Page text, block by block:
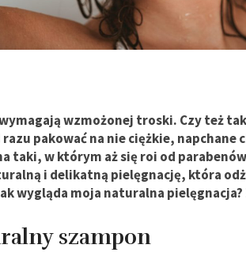
wzmożonej troski. Czy też
pakować na nie ciężkie, napchane
taki, w którym aż się roi od
i delikatną pielęgnację, która
wygląda moja naturalna pielęgnacja?
szampon